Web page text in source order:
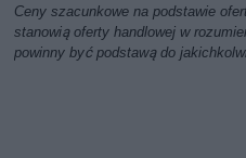
Ceny szacunkowe na podstawie
stanowią oferty handlowej w
powinny być podstawą do